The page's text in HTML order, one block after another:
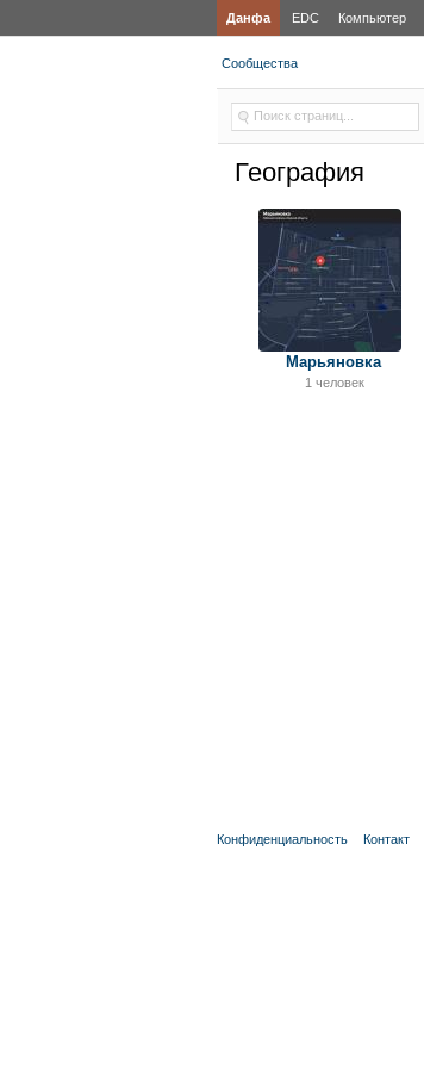
Данфа EDC Компьютер
Сообщества
География
Марьяновка
1 человек
Конфиденциальность Контакт